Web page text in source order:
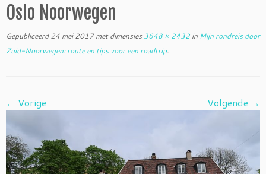
Oslo Noorwegen
Gepubliceerd 24 mei 2017met dimensies 3648 × 2432 in Mijn rondreis door
Zuid-Noorwegen: route en tips voor een roadtrip.
← Vorige Volgende →